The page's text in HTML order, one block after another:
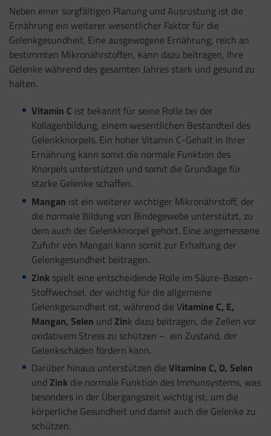
Neben einer sorgfältigen Planung und Ausrüstung ist die
Ernährung ein weiterer wesentlicher Faktor für die
Gelenkgesundheit. Eine ausgewogene Ernährung, reich an
bestimmten Mikronährstoffen, kann dazu beitragen, Ihre
Gelenke während des gesamten Jahres stark und gesund zu
halten.
Vitamin C ist bekannt für seine Rolle bei der
Kollagenbildung, einem wesentlichen Bestandteil des
Gelenkknorpels. Ein hoher Vitamin C-Gehalt in Ihrer
Ernährung kann somit die normale Funktion des
Knorpels unterstützen und somit die Grundlage für
starke Gelenke schaffen.
Mangan ist ein weiterer wichtiger Mikronährstoff, der
die normale Bildung von Bindegewebe unterstützt, zu
dem auch der Gelenkknorpel gehört. Eine angemessene
Zufuhr von Mangan kann somit zur Erhaltung der
Gelenkgesundheit beitragen.
Zinkspielt eine entscheidende Rolle im Säure-Basen-
Stoffwechsel, der wichtig für die allgemeine
Gelenkgesundheit ist, während die Vitamine C, E,
Mangan, Selen und Zink dazu beitragen, die Zellen vor
oxidativem Stress zu schützen – ein Zustand, der
Gelenkschäden fördern kann.
Darüber hinaus unterstützen die Vitamine C, D, Selen
und Zinkdie normale Funktion des Immunsystems, was
besonders in der Übergangszeit wichtig ist, um die
körperliche Gesundheit und damit auch die Gelenke zu
schützen.